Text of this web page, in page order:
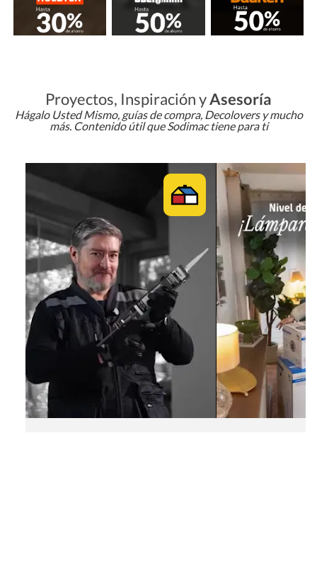
Proyectos, Inspiración yAsesoría
Hágalo Usted Mismo, guías de compra, Decolovers y mucho
más. Contenido útil que Sodimac tiene para ti